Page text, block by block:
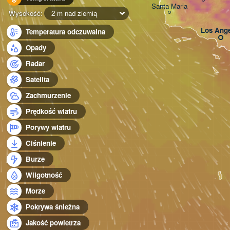
Wysokość:
2 m nad ziemią
Temperatura odczuwalna
Opady
Radar
Satelita
Zachmurzenie
Prędkość wiatru
Porywy wiatru
Ciśnienie
Burze
Wilgotność
Morze
Pokrywa śnieżna
Jakość powietrza
Los
Santa Maria